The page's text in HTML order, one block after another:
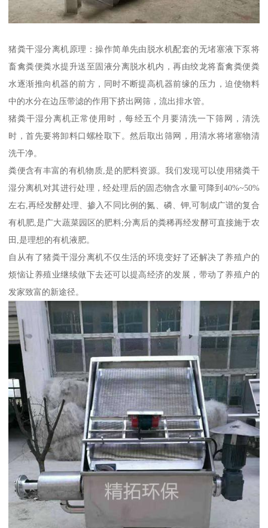
猪粪干湿分离机原理：操作简单先由脱水机配套的无堵塞液下泵将
畜禽粪便粪水提升送至固液分离脱水机内，再由绞龙将畜禽粪便粪
水逐渐推向机器的前方，同时不断提高机器前缘的压力，迫使物料
中的水分在边压带滤的作用下挤出网筛，流出排水管。
猪粪干湿分离机正常使用时，每经五个月要清洗一下筛网，清洗
时，首先要将卸料口螺栓取下。然后取出筛网，用清水将堵塞物清
洗干净。
粪便含有丰富的有机物质,是的肥料资源。我们发现可以使用猪粪干
湿分离机对其进行处理，经处理后的固态物含水量可降到40%~50%
左右,再经发酵处理、掺入不同比例的氮、磷、钾,可制成广谱的复合
有机肥,是广大蔬菜园区的肥料;分离后的粪稀再经发酵可直接施于农
田,是理想的有机液肥。
自从有了猪粪干湿分离机不仅生活的环境变好了还解决了养殖户的
烦恼让养殖业继续做下去还可以提高经济的发展，带动了养殖户的
发家致富的新途径。